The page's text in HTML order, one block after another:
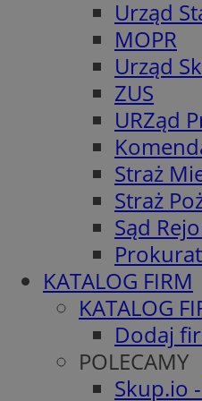
Urząd
MOPR
Urząd
ZUS
URZąd
Straż
Straż
Sąd
KATALOG FIRM
KATALOG
Dodaj
POLECAMY
Skup.io